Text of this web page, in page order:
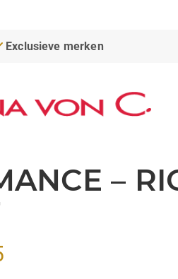
Exclusieve merken
–